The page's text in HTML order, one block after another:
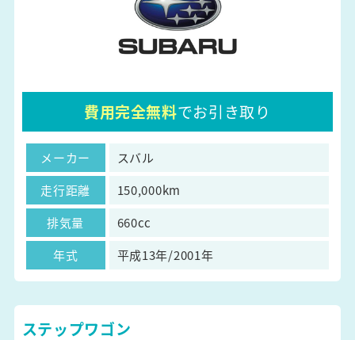
費用完全無料でお引き取り
メーカー
スバル
走行距離
150,000km
排気量
660cc
年式
平成13年/2001年
ステップワゴン